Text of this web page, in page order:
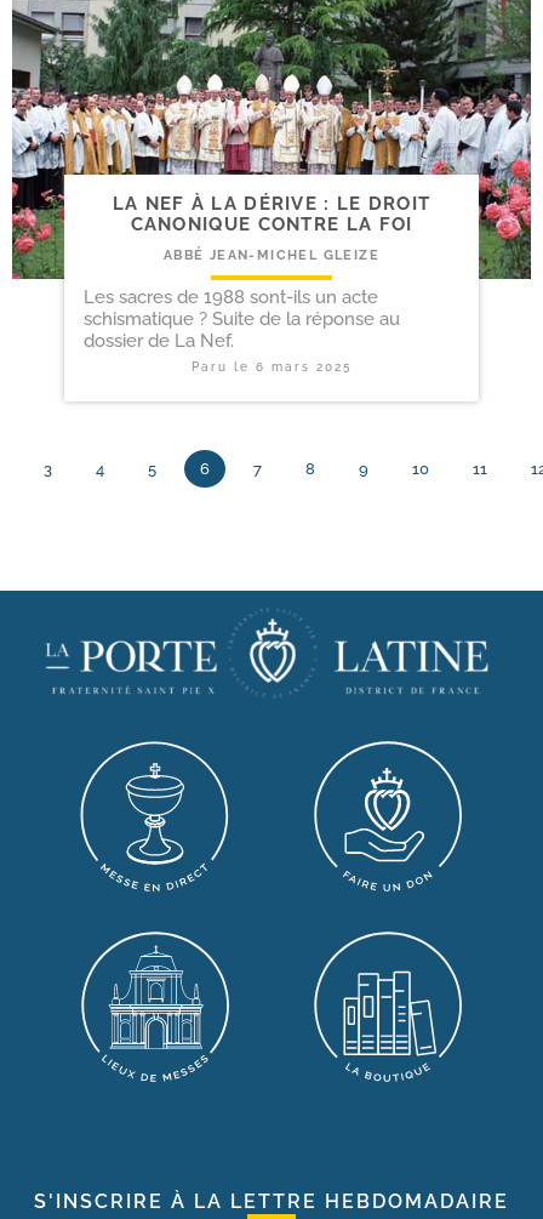
LA NEF À LA DÉRIVE : LE DROIT
CANONIQUE CONTRE LA FOI
ABBÉ JEAN-MICHEL GLEIZE
Les sacres de 1988 sont-ils un acte
schismatique ? Suite de la réponse au
dossier de La Nef.
Paru le 6 mars 2025
3 4 5 6 7 8 9 10 11
S'INSCRIRE À LA LETTRE HEBDOMADAIRE